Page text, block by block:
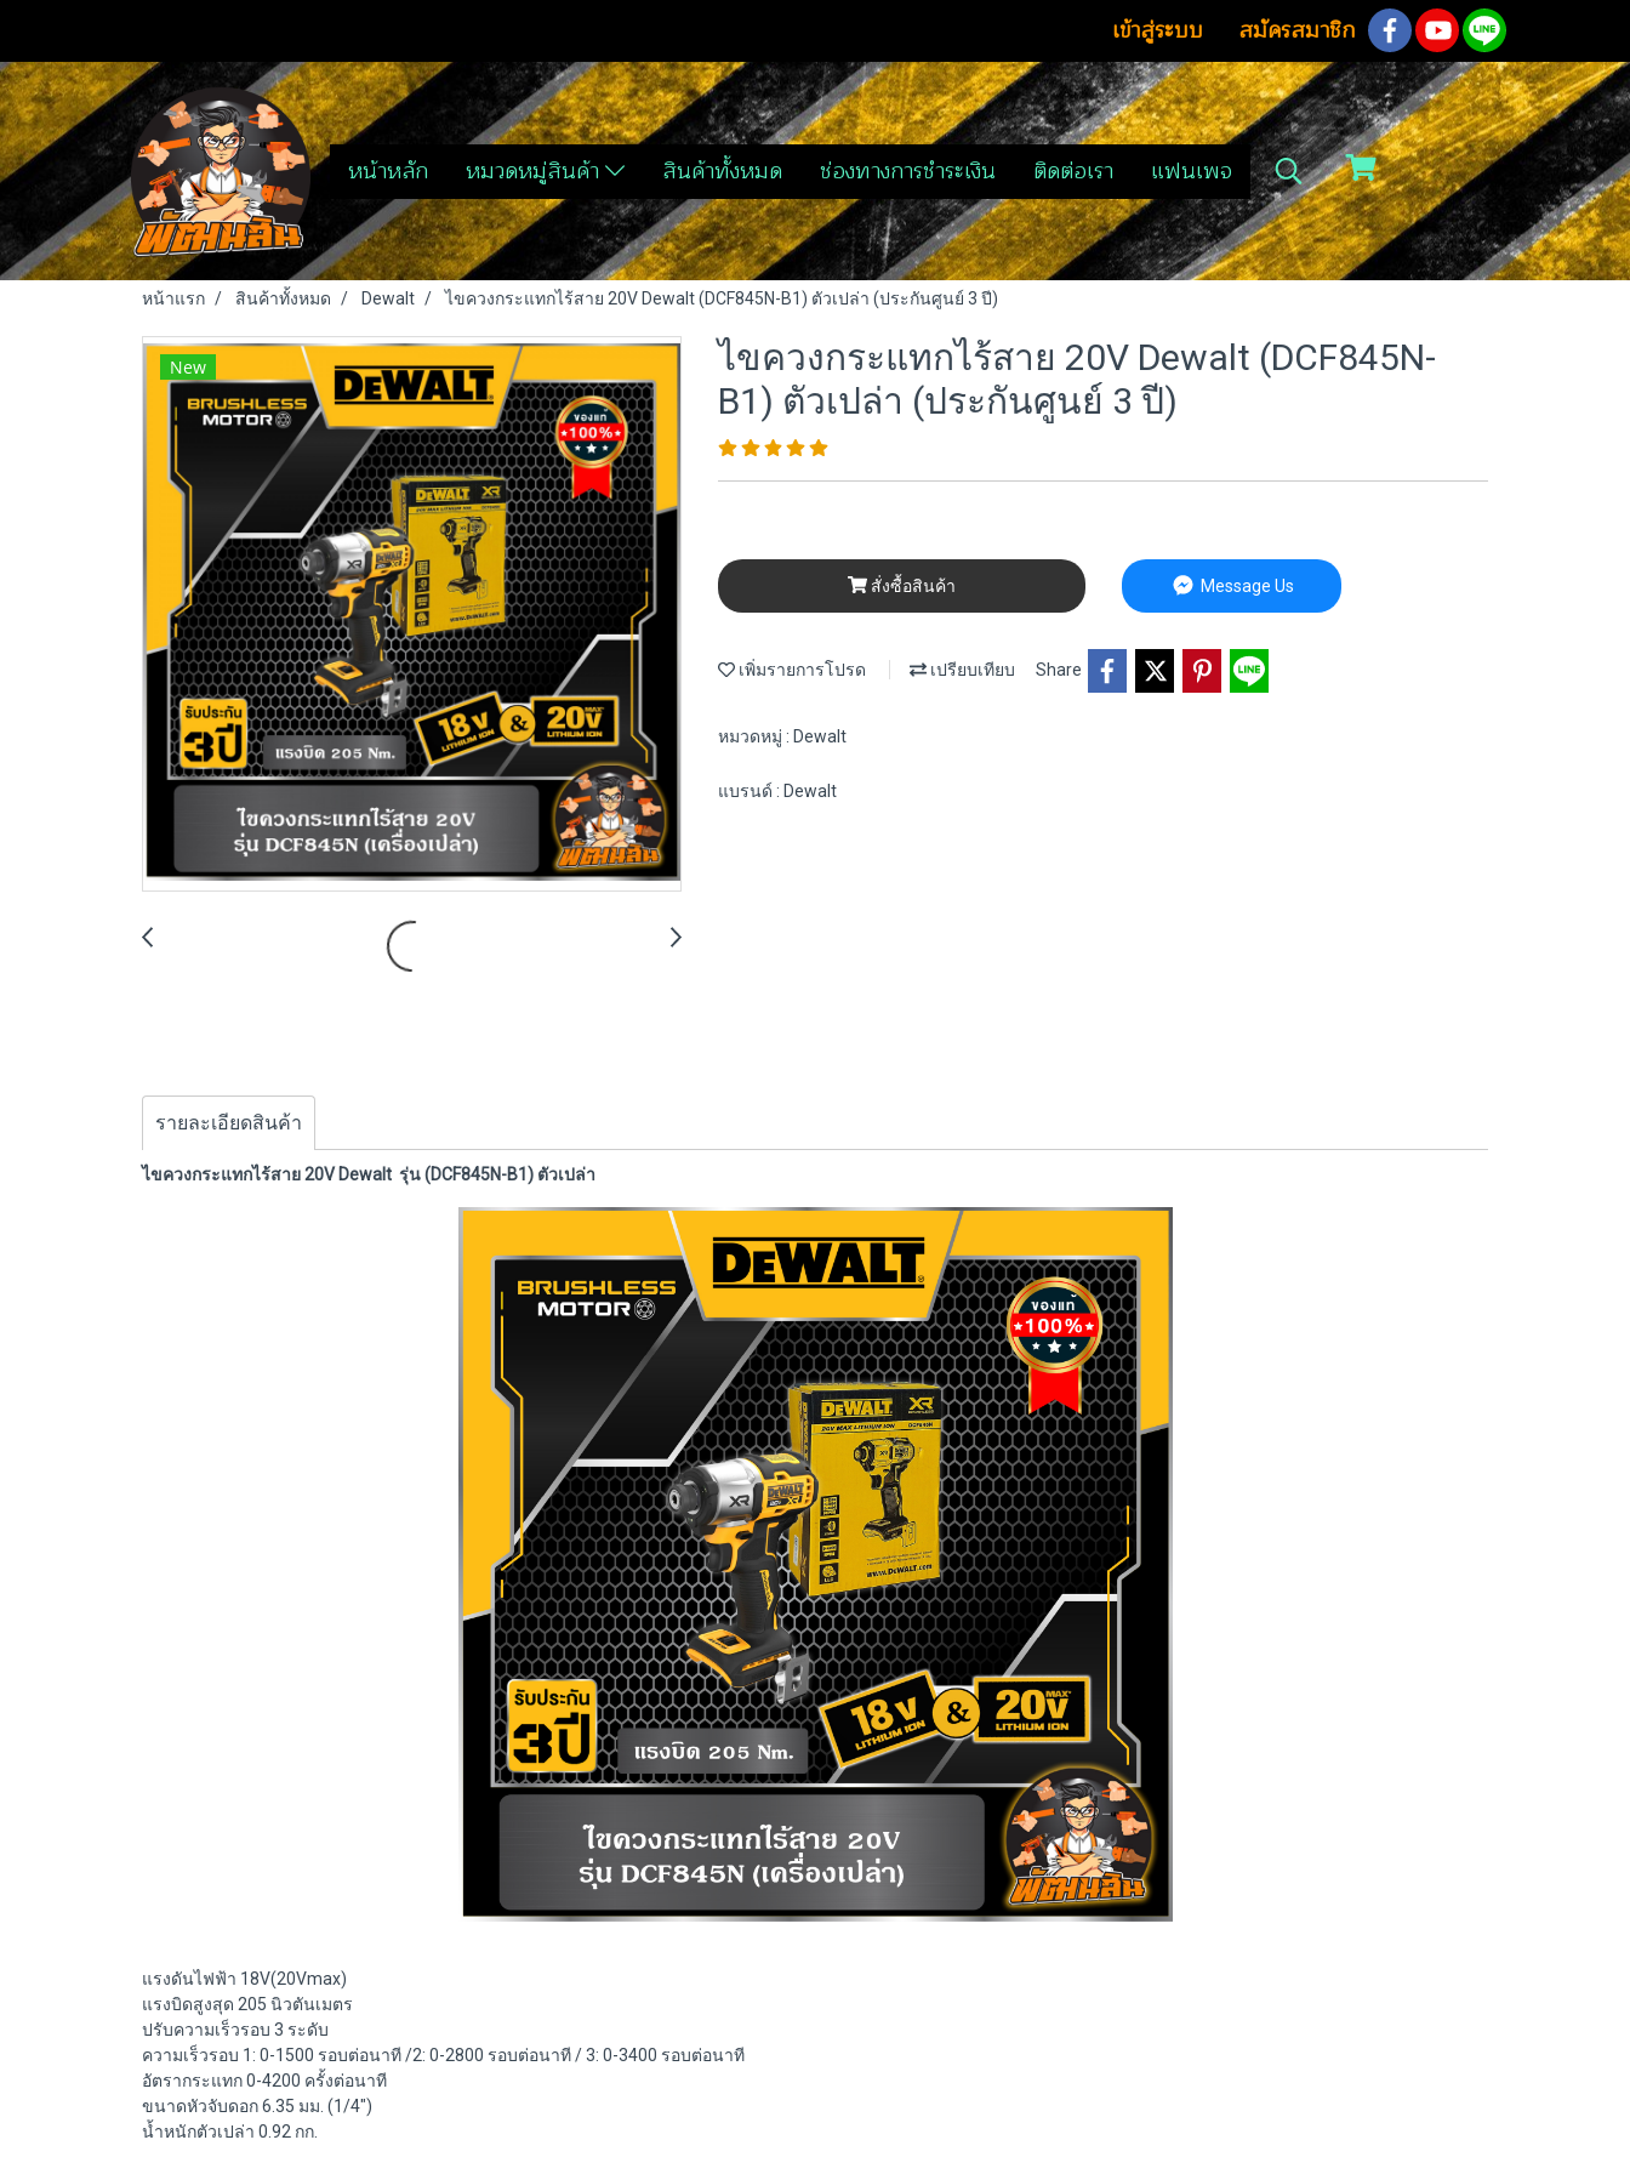
เข้าสู่ระบบ สมัครสมาชิก
หน้าหลัก หมวดหมู่สินค้า สินค้าทั้งหมด ช่องทางการชำระเงิน ติดต่อเรา แฟนเพจ
หน้าแรก สินค้าทั้งหมด Dewalt ไขควงกระแทกไร้สาย 20V Dewalt (DCF845N-B1) ตัวเปล่า (ประกันศูนย์ 3 ปี)
New
ไขควงกระแทกไร้สาย 20V Dewalt (DCF845N-
B1) ตัวเปล่า (ประกันศูนย์ 3 ปี)
สั่งซื้อสินค้า Message Us
เพิ่มรายการโปรด เปรียบเทียบ Share
หมวดหมู่ : Dewalt
แบรนด์ : Dewalt
รายละเอียดสินค้า
ไขควงกระแทกไร้สาย 20V Dewalt รุ่น (DCF845N-B1) ตัวเปล่า
แรงดันไฟฟ้า 18V(20Vmax)
แรงบิดสูงสุด 205 นิวตันเมตร
ปรับความเร็วรอบ 3 ระดับ
ความเร็วรอบ 1: 0-1500 รอบต่อนาที /2: 0-2800 รอบต่อนาที / 3: 0-3400 รอบต่อนาที
อัตรากระแทก 0-4200 ครั้งต่อนาที
ขนาดหัวจับดอก 6.35 มม. (1/4")
น้ำหนักตัวเปล่า 0.92 กก.